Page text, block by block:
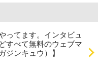
ってます。インタビュ
すべて無料のウェブマ
ジンキュウ）】